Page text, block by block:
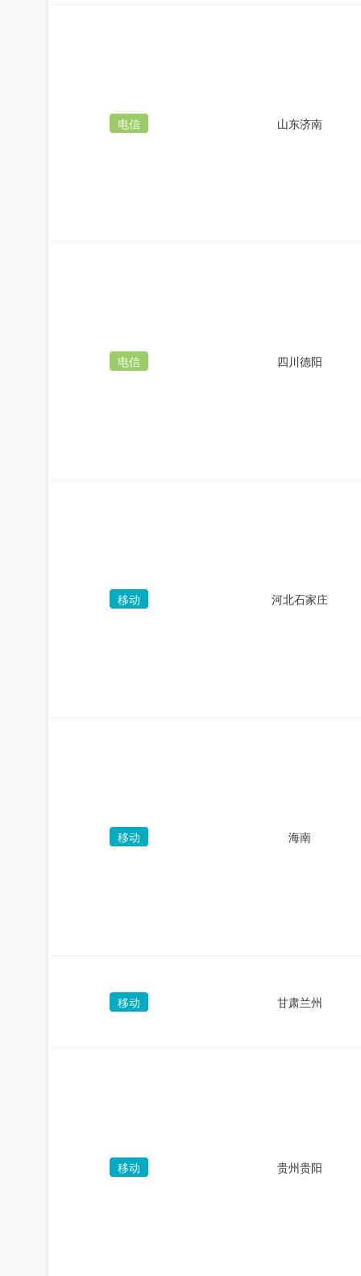
电信 山东济南
电信 四川德阳
移动 河北石家庄
移动 海南
移动 甘肃兰州
移动 贵州贵阳